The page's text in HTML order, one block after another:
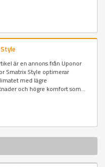
är en annons från Uponor
Smatrix Style optimerar
med lägre
och högre komfort som...